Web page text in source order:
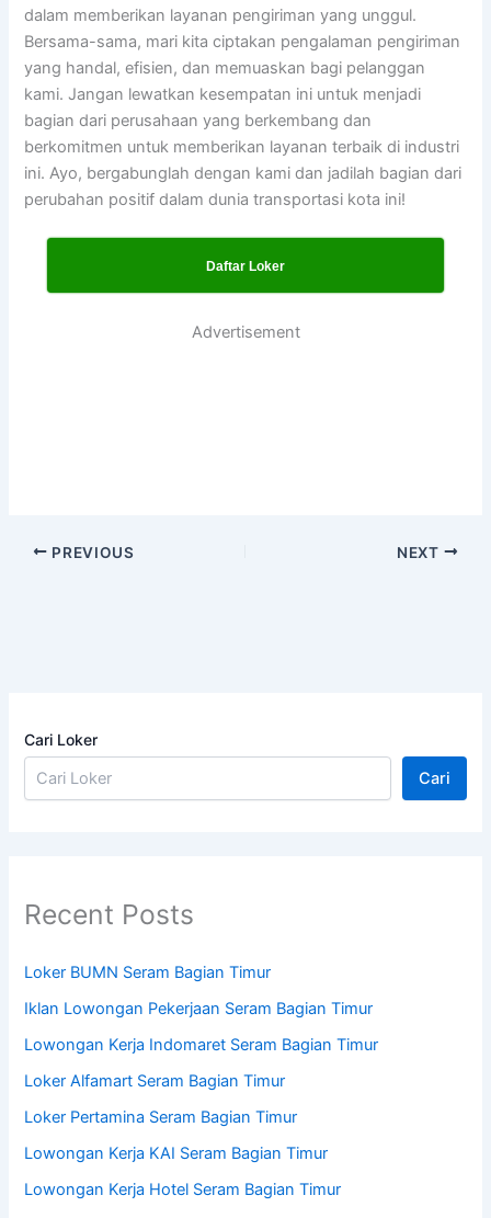
dalam memberikan layanan pengiriman yang unggul.
Bersama-sama, mari kita ciptakan pengalaman pengiriman
yang handal, efisien, dan memuaskan bagi pelanggan
kami. Jangan lewatkan kesempatan ini untuk menjadi
bagian dari perusahaan yang berkembang dan
berkomitmen untuk memberikan layanan terbaik di industri
ini. Ayo, bergabunglah dengan kami dan jadilah bagian dari
perubahan positif dalam dunia transportasi kota ini!
Daftar Loker
Advertisement
PREVIOUS NEXT
Cari Loker
Cari
Recent Posts
Loker BUMN Seram Bagian Timur
Iklan Lowongan Pekerjaan Seram Bagian Timur
Lowongan Kerja Indomaret Seram Bagian Timur
Loker Alfamart Seram Bagian Timur
Loker Pertamina Seram Bagian Timur
Lowongan Kerja KAI Seram Bagian Timur
Lowongan Kerja Hotel Seram Bagian Timur